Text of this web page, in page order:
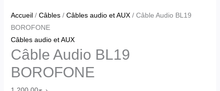
Accueil/ Câbles/ Câbles audio et AUX/ Câble Audio BL19
BOROFONE
Câbles audio et AUX
Câble Audio BL19
BOROFONE